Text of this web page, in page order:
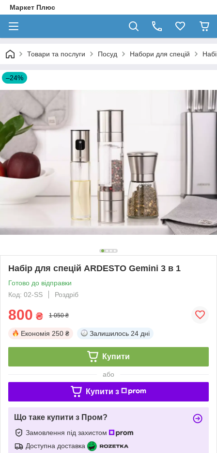
Маркет Плюс
Товари та послуги Посуд Набори для спецій
–24%
Набір для спецій ARDESTO Gemini 3 в 1
Готово до відправки
Код: 02-SS
Роздріб
800 ₴ 1 050 ₴
Економія 250 ₴ Залишилось 24 дні
Купити
або
Купити з
Що таке купити з Пром?
Замовлення під захистом
Доступна доставка